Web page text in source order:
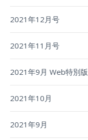
2021年12月号
2021年11月号
2021年9月 Web特別版
2021年10月
2021年9月